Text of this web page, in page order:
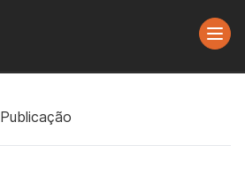
Publicação